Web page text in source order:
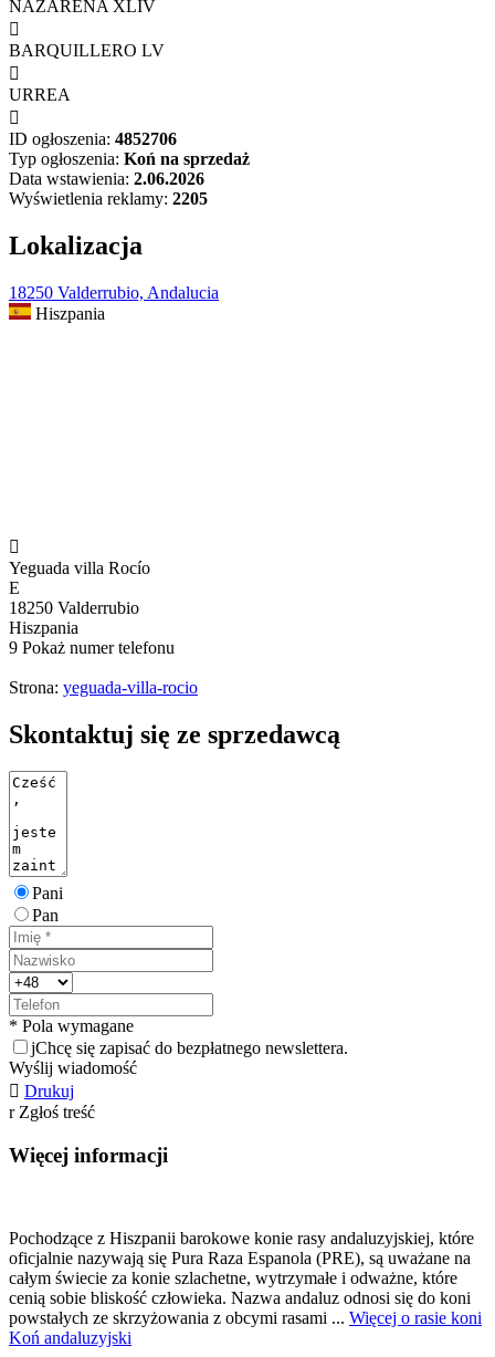
NAZARENA XLIV

BARQUILLERO LV

URREA

ID ogłoszenia: 4852706
Typ ogłoszenia: Koń na sprzedaż
Data wstawienia: 2.06.2026
Wyświetlenia reklamy: 2205
Lokalizacja
18250 Valderrubio, Andalucia
Hiszpania

Yeguada villa Rocío
E
18250 Valderrubio
Hiszpania
9 Pokaż numer telefonu
Strona: yeguada-villa-rocio
Skontaktuj się ze sprzedawcą
Pani
Pan
* Pola wymagane
jChcę się zapisać do bezpłatnego newslettera.
Wyślij wiadomość
 Drukuj
r Zgłoś treść
Więcej informacji
Pochodzące z Hiszpanii barokowe konie rasy andaluzyjskiej, które
oficjalnie nazywają się Pura Raza Espanola (PRE), są uważane na
całym świecie za konie szlachetne, wytrzymałe i odważne, które
cenią sobie bliskość człowieka. Nazwa andaluz odnosi się do koni
powstałych ze skrzyżowania z obcymi rasami ... Więcej o rasie koni
Koń andaluzyjski